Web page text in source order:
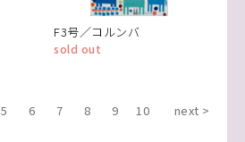
F3号／コルンバ
sold out
5 6 7 8 9 10 next >